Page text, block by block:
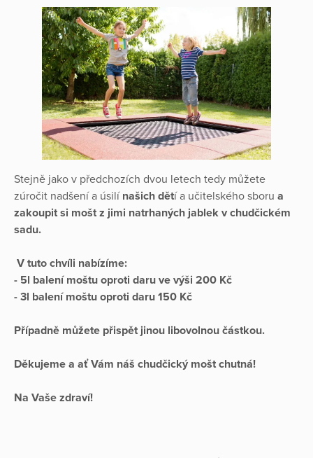
Stejně jako v předchozích dvou letech tedy můžete
zúročit nadšení a úsilí našich dětí a učitelského sboru a
zakoupit si mošt z jimi natrhaných jablek v chudčickém
sadu.
V tuto chvíli nabízíme:
- 5l balení moštu oproti daru ve výši 200 Kč
- 3l balení moštu oproti daru 150 Kč
Případně můžete přispět jinou libovolnou částkou.
Děkujeme a ať Vám náš chudčický mošt chutná!
Na Vaše zdraví!